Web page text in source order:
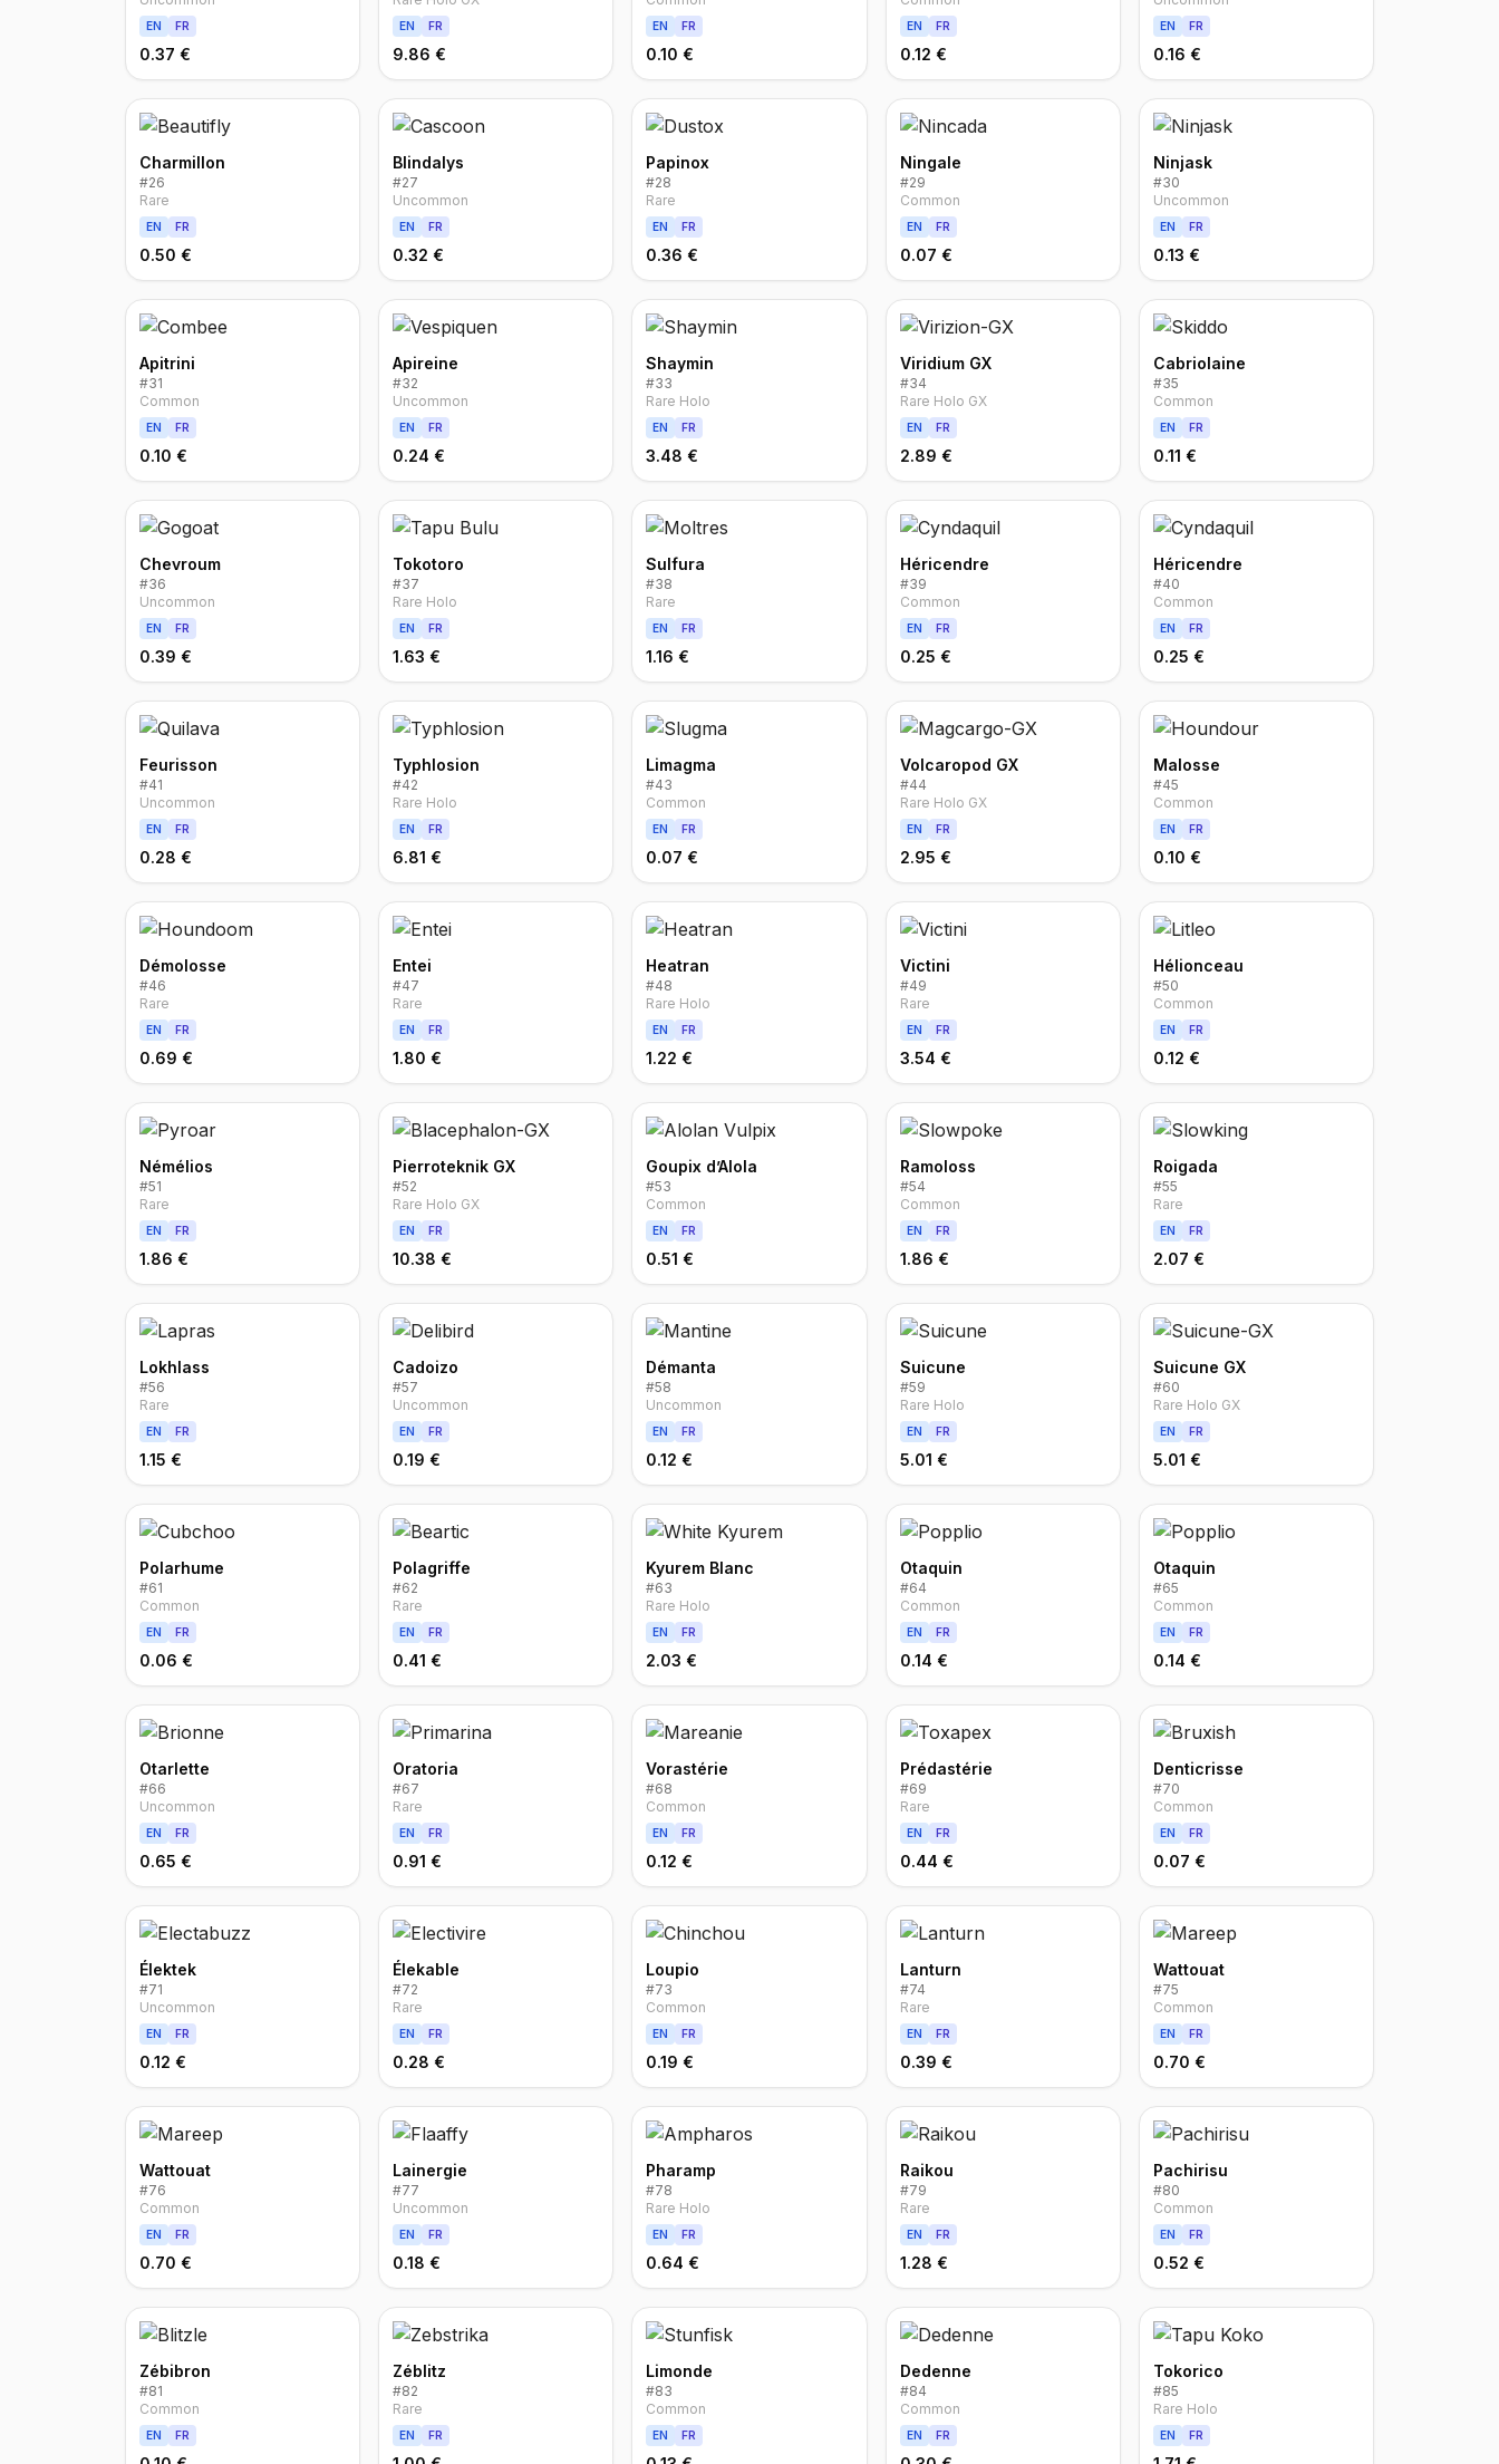
EN FR
0.37 €
EN FR
9.86 €
EN FR
0.10 €
EN FR
0.12 €
EN FR
0.16 €
Charmillon
#26
Rare
EN FR
0.50 €
Blindalys
#27
Uncommon
EN FR
0.32 €
Papinox
#28
Rare
EN FR
0.36 €
Ningale
#29
Common
EN FR
0.07 €
Ninjask
#30
Uncommon
EN FR
0.13 €
Apitrini
#31
Common
EN FR
0.10 €
Apireine
#32
Uncommon
EN FR
0.24 €
Shaymin
#33
Rare Holo
EN FR
3.48 €
Viridium GX
#34
Rare Holo GX
EN FR
2.89 €
Cabriolaine
#35
Common
EN FR
0.11 €
Chevroum
#36
Uncommon
EN FR
0.39 €
Tokotoro
#37
Rare Holo
EN FR
1.63 €
Sulfura
#38
Rare
EN FR
1.16 €
Héricendre
#39
Common
EN FR
0.25 €
Héricendre
#40
Common
EN FR
0.25 €
Feurisson
#41
Uncommon
EN FR
0.28 €
Typhlosion
#42
Rare Holo
EN FR
6.81 €
Limagma
#43
Common
EN FR
0.07 €
Volcaropod GX
#44
Rare Holo GX
EN FR
2.95 €
Malosse
#45
Common
EN FR
0.10 €
Démolosse
#46
Rare
EN FR
0.69 €
Entei
#47
Rare
EN FR
1.80 €
Heatran
#48
Rare Holo
EN FR
1.22 €
Victini
#49
Rare
EN FR
3.54 €
Hélionceau
#50
Common
EN FR
0.12 €
Némélios
#51
Rare
EN FR
1.86 €
Pierroteknik GX
#52
Rare Holo GX
EN FR
10.38 €
Goupix d’Alola
#53
Common
EN FR
0.51 €
Ramoloss
#54
Common
EN FR
1.86 €
Roigada
#55
Rare
EN FR
2.07 €
Lokhlass
#56
Rare
EN FR
1.15 €
Cadoizo
#57
Uncommon
EN FR
0.19 €
Démanta
#58
Uncommon
EN FR
0.12 €
Suicune
#59
Rare Holo
EN FR
5.01 €
Suicune GX
#60
Rare Holo GX
EN FR
5.01 €
Polarhume
#61
Common
EN FR
0.06 €
Polagriffe
#62
Rare
EN FR
0.41 €
Kyurem Blanc
#63
Rare Holo
EN FR
2.03 €
Otaquin
#64
Common
EN FR
0.14 €
Otaquin
#65
Common
EN FR
0.14 €
Otarlette
#66
Uncommon
EN FR
0.65 €
Oratoria
#67
Rare
EN FR
0.91 €
Vorastérie
#68
Common
EN FR
0.12 €
Prédastérie
#69
Rare
EN FR
0.44 €
Denticrisse
#70
Common
EN FR
0.07 €
Élektek
#71
Uncommon
EN FR
0.12 €
Élekable
#72
Rare
EN FR
0.28 €
Loupio
#73
Common
EN FR
0.19 €
Lanturn
#74
Rare
EN FR
0.39 €
Wattouat
#75
Common
EN FR
0.70 €
Wattouat
#76
Common
EN FR
0.70 €
Lainergie
#77
Uncommon
EN FR
0.18 €
Pharamp
#78
Rare Holo
EN FR
0.64 €
Raikou
#79
Rare
EN FR
1.28 €
Pachirisu
#80
Common
EN FR
0.52 €
Zébibron
#81
Common
EN FR
Zéblitz
#82
Rare
EN FR
Limonde
#83
Common
EN FR
Dedenne
#84
Common
EN FR
Tokorico
#85
Rare Holo
EN FR